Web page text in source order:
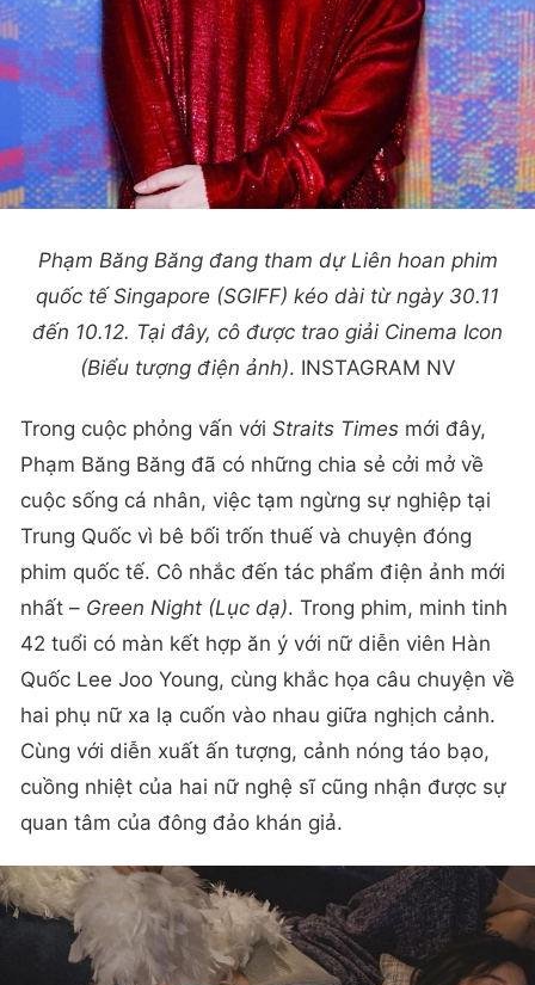
Phạm Băng Băng đang tham dự Liên hoan phim
quốc tế Singapore (SGIFF) kéo dài từ ngày 30.11
đến 10.12. Tại đây, cô được trao giải Cinema Icon
(Biểu tượng điện ảnh). INSTAGRAM NV
Trong cuộc phỏng vấn với Straits Times mới đây,
Phạm Băng Băng đã có những chia sẻ cởi mở về
cuộc sống cá nhân, việc tạm ngừng sự nghiệp tại
Trung Quốc vì bê bối trốn thuế và chuyện đóng
phim quốc tế. Cô nhắc đến tác phẩm điện ảnh mới
nhất – Green Night (Lục dạ). Trong phim, minh tinh
42 tuổi có màn kết hợp ăn ý với nữ diễn viên Hàn
Quốc Lee Joo Young, cùng khắc họa câu chuyện về
hai phụ nữ xa lạ cuốn vào nhau giữa nghịch cảnh.
Cùng với diễn xuất ấn tượng, cảnh nóng táo bạo,
cuồng nhiệt của hai nữ nghệ sĩ cũng nhận được sự
quan tâm của đông đảo khán giả.